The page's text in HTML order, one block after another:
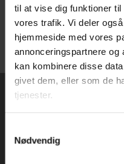
til at vise dig funktioner
vores trafik. Vi deler
hjemmeside med vores
annonceringspartnere og
kan kombinere disse
givet dem, eller som de
tjenester.
Nødvendig
Tilmeld dig